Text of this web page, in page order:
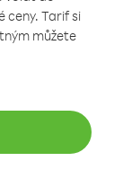
ceny. Tarif si
můžete